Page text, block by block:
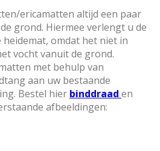
ericamatten altijd een paar
grond. Hiermee verlengt u de
heidemat, omdat het niet in
vocht vanuit de grond.
met behulp van
aan uw bestaande
Bestel hier binddraad en
afbeeldingen: